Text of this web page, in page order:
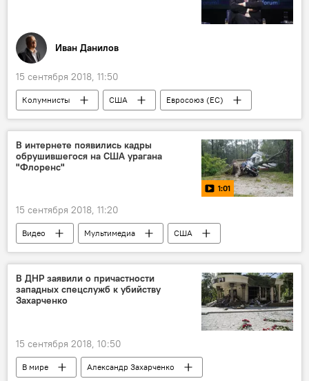
Иван Данилов
15 сентября 2018, 11:50
Колумнисты США
Евросоюз (ЕС)
Жан-Клод Юнкер
В интернете появились кадры
обрушившегося на США урагана
"Флоренс"
1:01
15 сентября 2018, 11:20
Видео Мультимедиа США
В ДНР заявили о причастности
западных спецслужб к убийству
Захарченко
15 сентября 2018, 10:50
В мире
Александр Захарченко